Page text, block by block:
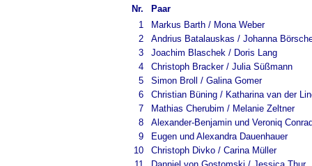
Nr.
Paar
1
Markus Barth / Mona Weber
2
Andrius Batalauskas / Johanna
3
Joachim Blaschek / Doris Lang
4
Christoph Bracker / Julia Süßmann
5
Simon Broll / Galina Gomer
6
Christian Büning / Katharina van der
7
Mathias Cherubim / Melanie Zeltner
8
Alexander-Benjamin und Veroniq
9
Eugen und Alexandra Dauenhauer
10
Christoph Divko / Carina Müller